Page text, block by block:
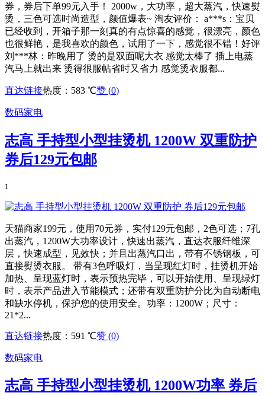
券，券后下单99元入手！ 2000w，大功率，超大蒸汽，快速熨
烫，三色可选时尚造型，颜值爆表~ 淘友评价： a***s：宝贝
已经收到，开箱子那一刻真的有点惊喜的感觉，很漂亮，颜色
也很鲜艳，是我喜欢的颜色，试用了一下，感觉很不错！好评
刘***林：昨晚用了 烫的是双面呢大衣 感觉太棒了 插上电蒸
汽马上就出来 烫得很服帖省时又省力 感觉烫衣服都...
直达链接热度：583 ℃赞 (0)
数码家电
志高 手持型小型挂烫机 1200W 双重防护
券后129元包邮
1
天猫商家199元，使用70元券，实付129元包邮，2色可选；7孔
出蒸汽，1200W大功率设计，快速出蒸汽，直达衣服纤维深
层，快速成型，见效快；并且出蒸汽口出，带有不锈钢板，可
直接熨烫衣服。 带有3色呼吸灯，当呈现红灯时，挂烫机开始
加热、呈现蓝灯时，表示预热完毕，可以开始使用、呈现绿灯
时，表示产品进入节能模式；还带有双重防护分比为自动断电
和缺水停机，保护您的使用安全。功率：1200W；尺寸：
21*2...
直达链接热度：591 ℃赞 (0)
数码家电
志高 手持型小型挂烫机 1200W功率 券后